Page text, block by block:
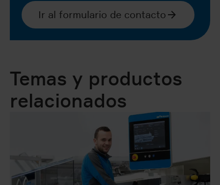
Ir al formulario de contacto
Temas y productos
relacionados